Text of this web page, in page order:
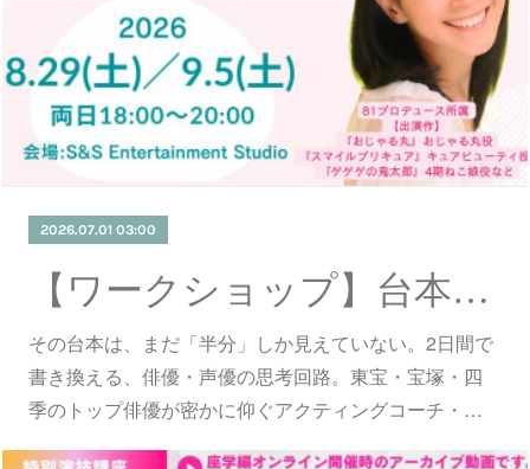
2026.07.01 03:00
【ワークショップ】台本分析テクニック座学編 録画視聴会 8月開催！
その台本は、まだ「半分」しか見えていない。2日間で
書き換える、俳優・声優の思考回路。東宝・宝塚・四
季のトップ俳優が密かに仰ぐアクティングコーチ・…